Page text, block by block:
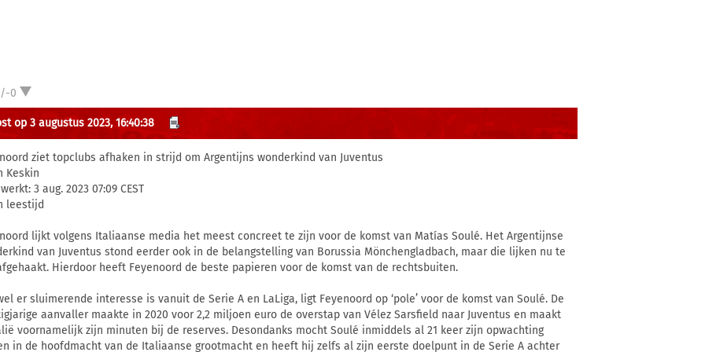
0
op 3 augustus 2023, 16:40:38
ziet topclubs afhaken in strijd om Argentijns wonderkind van Juventus
Keskin
3 aug. 2023 07:09 CEST
leestijd
lijkt volgens Italiaanse media het meest concreet te zijn voor de komst van Matías Soulé. Het Argentijnse
van Juventus stond eerder ook in de belangstelling van Borussia Mönchengladbach, maar die lijken nu te
Hierdoor heeft Feyenoord de beste papieren voor de komst van de rechtsbuiten.
er sluimerende interesse is vanuit de Serie A en LaLiga, ligt Feyenoord op ‘pole’ voor de komst van Soulé. De
aanvaller maakte in 2020 voor 2,2 miljoen euro de overstap van Vélez Sarsfield naar Juventus en maakt
voornamelijk zijn minuten bij de reserves. Desondanks mocht Soulé inmiddels al 21 keer zijn opwachting
in de hoofdmacht van de Italiaanse grootmacht en heeft hij zelfs al zijn eerste doelpunt in de Serie A achter